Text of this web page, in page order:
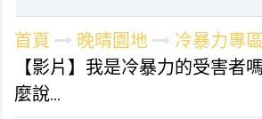
首頁 晚晴園地 冷暴力專區
【影片】我是冷暴力的受害者
麼說...